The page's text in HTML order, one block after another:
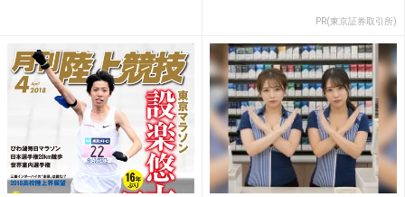
PR(東京証券取引所)